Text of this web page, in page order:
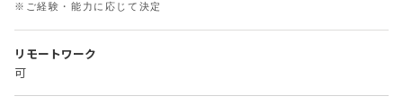
※ご経験・能力に応じて決定
リモートワーク
可